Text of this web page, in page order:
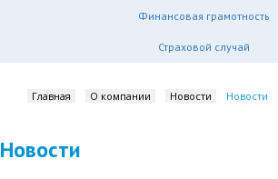
Финансовая грамотность
Страховой случай
Главная О компании Новости Новости
Новости